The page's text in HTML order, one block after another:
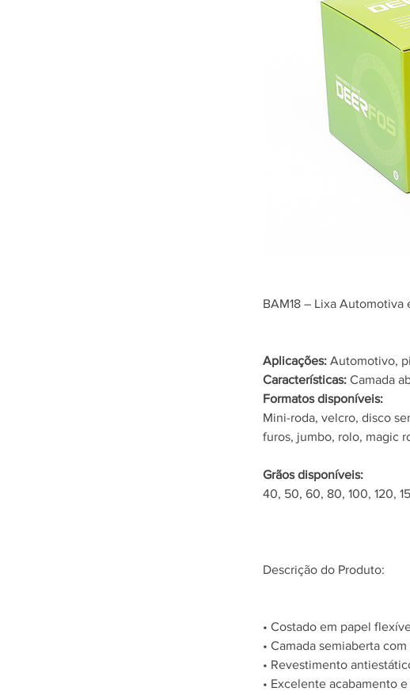
BAM18 – Lixa Automotiva
Aplicações: Automotivo,
Características: Camada
Formatos disponíveis:
Mini-roda, velcro, disco
furos, jumbo, rolo, magic
Grãos disponíveis:
40, 50, 60, 80, 100, 120,
Descrição do Produto:
• Costado em papel
• Camada semiaberta
• Revestimento
• Excelente acabamento